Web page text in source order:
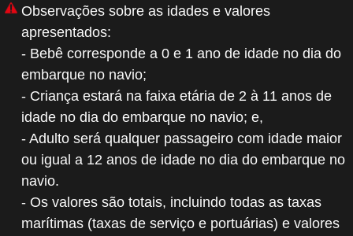
Observações sobre as idades e valores
apresentados:
- Bebê corresponde a 0 e 1 ano de idade no dia do
embarque no navio;
- Criança estará na faixa etária de 2 à 11 anos de
idade no dia do embarque no navio; e,
- Adulto será qualquer passageiro com idade maior
ou igual a 12 anos de idade no dia do embarque no
navio.
- Os valores são totais, incluindo todas as taxas
marítimas (taxas de serviço e portuárias) e valores